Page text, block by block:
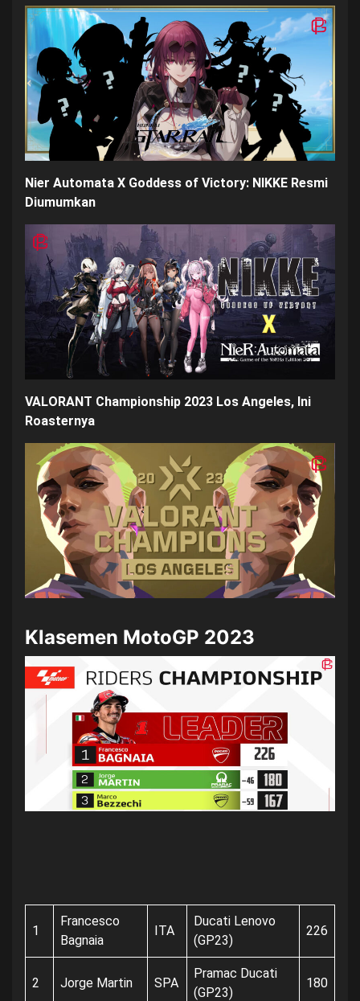
Nier Automata X Goddess of Victory: NIKKE Resmi
Diumumkan
VALORANT Championship 2023 Los Angeles, Ini
Roasternya
Klasemen MotoGP 2023
1
Francesco
Bagnaia
ITA
Ducati Lenovo
(GP23)
226
2 Jorge Martin SPA
Pramac Ducati
(GP23)
180